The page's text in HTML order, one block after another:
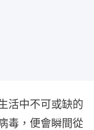
活中不可或缺的
毒，便會瞬間從